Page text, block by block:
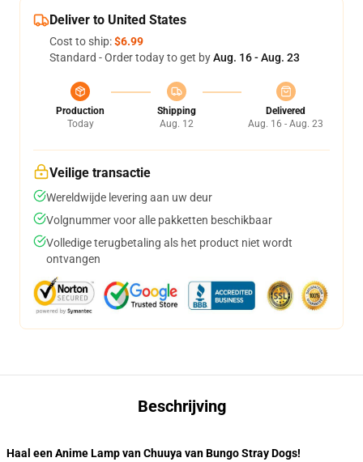
Deliver to United States
Cost to ship:$6.99
Standard - Order today to get byAug. 16 - Aug. 23
Production
Today
Shipping
Aug. 12
Delivered
Aug. 16 - Aug. 23
Veilige transactie
Wereldwijde levering aan uw deur
Volgnummer voor alle pakketten beschikbaar
Volledige terugbetaling als het product niet wordt
ontvangen
Beschrijving
Haal een Anime Lamp van Chuuya van Bungo Stray Dogs!